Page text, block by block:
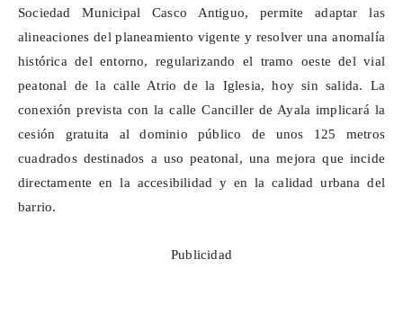
Sociedad Municipal Casco Antiguo, permite adaptar las
alineaciones del planeamiento vigente y resolver una anomalía
histórica del entorno, regularizando el tramo oeste del vial
peatonal de la calle Atrio de la Iglesia, hoy sin salida. La
conexión prevista con la calle Canciller de Ayala implicará la
cesión gratuita al dominio público de unos 125 metros
cuadrados destinados a uso peatonal, una mejora que incide
directamente en la accesibilidad y en la calidad urbana del
barrio.
Publicidad